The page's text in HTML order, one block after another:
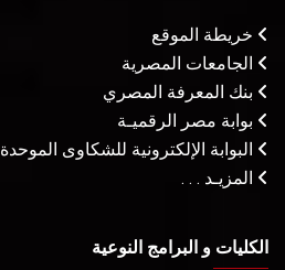
خريطة الموقع
الجامعات المصرية
بنك المعرفة المصري
بوابة مصر الرقميـة
البوابة الإلكترونية للشكاوى الموحدة
المزيـد . . .
الكليات و البرامج النوعية